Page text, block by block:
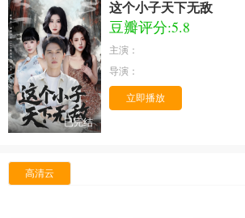
已完结
这个小子天下无敌
豆瓣评分:5.8
主演：
导演：
立即播放
高清云